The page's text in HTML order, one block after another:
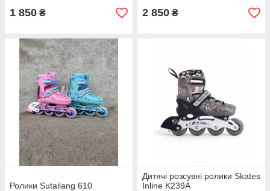
1 850 ₴ 2 850 ₴
Ролики Sutailang 610
Дитячі розсувні ролики Skates
Inline K239A